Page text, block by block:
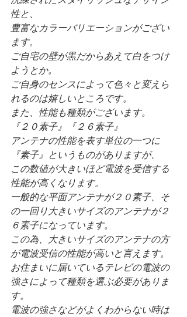
性と、
豊富なカラーバリエーションがござい
ます。
ご自宅の壁が黒だからあえて白をつけ
ようとか。
ご自身のセンスによって色々と変えら
れるのは嬉しいところです。
また、性能も種類がございます。
『２０素子』『２６素子』
アンテナの性能を表す単位の一つに
『素子』というものがありますが、
この数値が大きいほど電波を受信する
性能が高くなります。
一般的な平面アンテナが２０素子、そ
の一回り大きいサイズのアンテナが２
６素子になっています。
この為、大きいサイズのアンテナの方
が電波受信の性能が高いと言えます。
お住まいに届いているテレビの電波の
強さによって種類を選ぶ必要がありま
す。
電波の強さなどがよくわからない時は